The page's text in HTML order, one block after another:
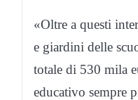
«Oltre a questi
e giardini delle
totale di 530 mila
educativo sempre